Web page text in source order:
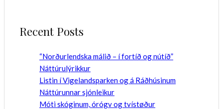
Recent Posts
“Norðurlendska málið – í fortíð og nútíð”
Náttúrulýrikkur
Listin í Vigelandsparken og á Ráðhúsinum
Náttúrunnar sjónleikur
Móti skóginum, órógv og tvístøður